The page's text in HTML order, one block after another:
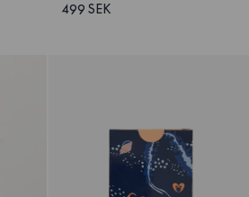
499 SEK